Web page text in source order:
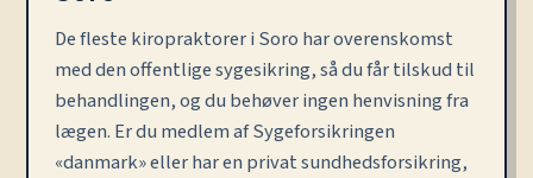
De fleste kiropraktorer i Soro har overenskomst
med den offentlige sygesikring, så du får tilskud til
behandlingen, og du behøver ingen henvisning fra
lægen. Er du medlem af Sygeforsikringen
«danmark» eller har en privat sundhedsforsikring,